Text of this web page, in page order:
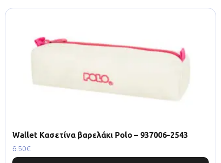
Wallet Κασετίνα βαρελάκι Polo – 937006-2543
6.50€